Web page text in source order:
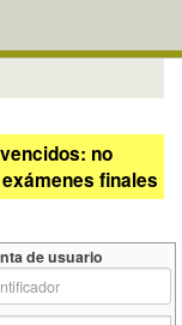
no
finales
de usuario